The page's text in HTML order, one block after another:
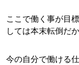
ここで働く事が目
しては本末転倒だか
今の自分で働ける